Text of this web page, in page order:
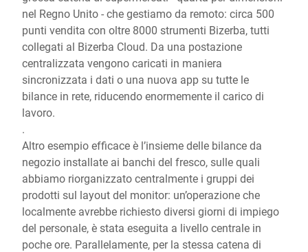
nel Regno Unito - che gestiamo da remoto: circa 500
punti vendita con oltre 8000 strumenti Bizerba, tutti
collegati al Bizerba Cloud. Da una postazione
centralizzata vengono caricati in maniera
sincronizzata i dati o una nuova app su tutte le
bilance in rete, riducendo enormemente il carico di
lavoro.
.
Altro esempio efficace è l’insieme delle bilance da
negozio installate ai banchi del fresco, sulle quali
abbiamo riorganizzato centralmente i gruppi dei
prodotti sul layout del monitor: un’operazione che
localmente avrebbe richiesto diversi giorni di impiego
del personale, è stata eseguita a livello centrale in
poche ore. Parallelamente, per la stessa catena di